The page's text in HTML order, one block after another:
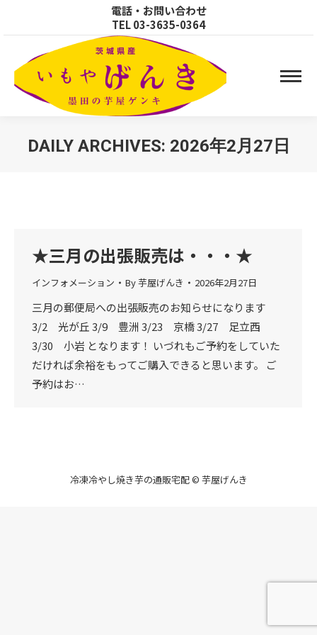
電話・お問い合わせ
TEL03-3635-0364
DAILY ARCHIVES: 2026年2月27日
★三月の出張販売は・・・★
インフォメーション By芋屋げんき 2026年2月27日
三月の郵便局への出張販売のお知らせになります
3/2 光が丘 3/9 豊洲 3/23 京橋 3/27 足立西
3/30 小岩 となります！ いづれもご予約をしていた
だければ余裕をもってご購入できると思います。 ご
予約はお…
冷凍冷やし焼き芋の通販宅配 © 芋屋げんき